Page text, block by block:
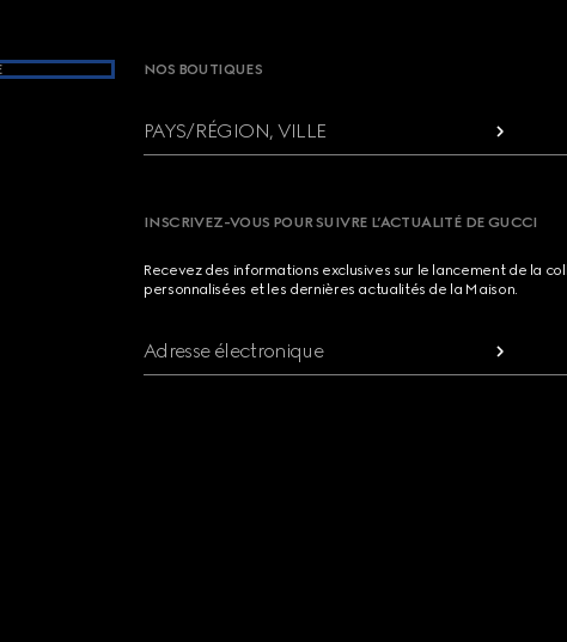
NOS BOUTIQUES
PAYS/RÉGION, VILLE
INSCRIVEZ-VOUS POUR SUIVRE L’ACTUALITÉ DE GUCCI
Recevez des informations exclusives sur le lancement de la
personnalisées et les dernières actualités de la Maison.
Adresse électronique